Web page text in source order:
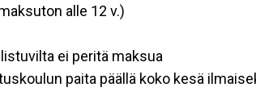
alle 12 v.)
ei peritä maksua
paita päällä koko kesä